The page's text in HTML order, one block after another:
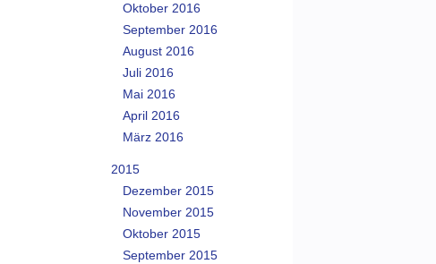
Oktober 2016
September 2016
August 2016
Juli 2016
Mai 2016
April 2016
März 2016
2015
Dezember 2015
November 2015
Oktober 2015
September 2015